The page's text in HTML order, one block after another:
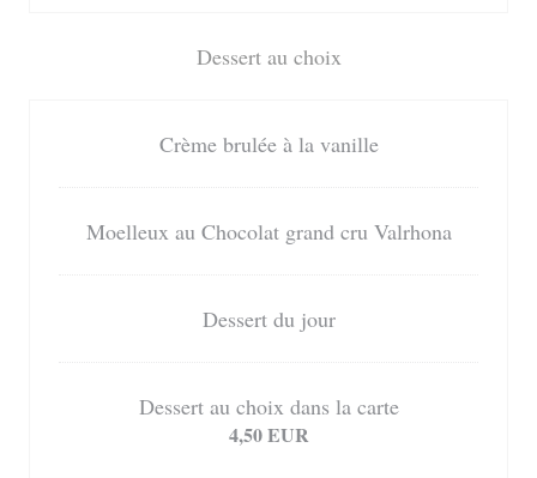
Dessert au choix
Crème brulée à la vanille
Moelleux au Chocolat grand cru Valrhona
Dessert du jour
Dessert au choix dans la carte
4,50 EUR